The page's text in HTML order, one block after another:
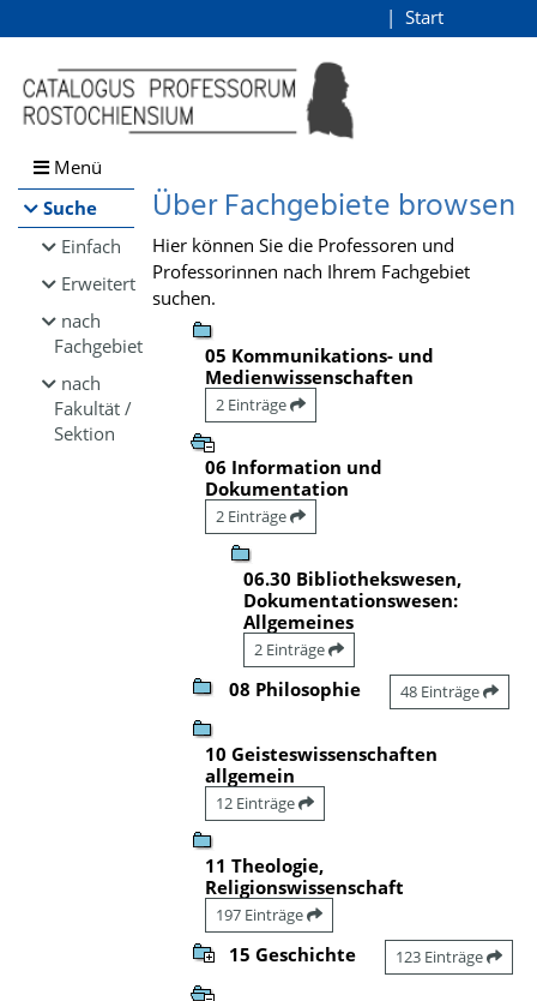
Browsen
direkt zum Inhalt
Start
Menü
Suche
Einfach
Erweitert
nach
Fachgebiet
nach
Fakultät /
Sektion
Über Fachgebiete browsen
Hier können Sie die Professoren und
Professorinnen nach Ihrem Fachgebiet
suchen.
05 Kommunikations- und
Medienwissenschaften
2 Einträge
06 Information und
Dokumentation
2 Einträge
06.30 Bibliothekswesen,
Dokumentationswesen:
Allgemeines
2 Einträge
08 Philosophie 48 Einträge
10 Geisteswissenschaften
allgemein
12 Einträge
11 Theologie,
Religionswissenschaft
197 Einträge
15 Geschichte 123 Einträge